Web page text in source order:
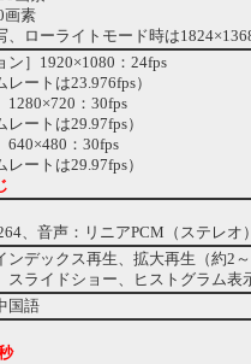
画素
、ローライトモード時は
ン］1920×1080：24fps
ートは23.976fps）
：30fps
ートは29.97fps）
：30fps
ートは29.97fps）
、音声：リニアPCM（ステレオ
ンデックス再生、拡大再生（約2
スライドショー、ヒストグラム表
国語